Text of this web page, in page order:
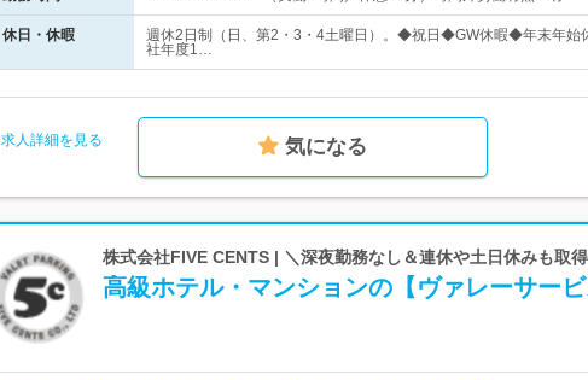
休日・休暇
週休2日制（日、第2・3・4土曜日）。◆祝日◆GW休暇◆年末年
社年度1…
求人詳細を見る 気になる
株式会社FIVE CENTS | ＼深夜勤務なし＆連休や土日休みも取
高級ホテル・マンションの【ヴァレーサー